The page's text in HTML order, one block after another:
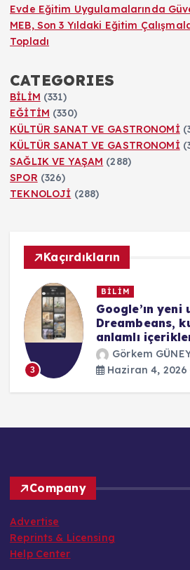
Evde Eğitim Uygulamalarında
MEB, Son 3 Yıldaki Eğitim
Topladı
CATEGORIES
BİLİM (331)
EĞİTİM (330)
KÜLTÜR SANAT VE GASTRONOMİ
KÜLTÜR SANAT VE GASTRONOMİ
SAĞLIK VE YAŞAM (288)
SPOR (326)
TEKNOLOJİ (288)
Kaçırdıkların
EĞİTİM
Evde Eğitim
Güvenlik Açığı
Görkem
Haziran 4, 2026
Company
Reprints & Licensing
Help Center